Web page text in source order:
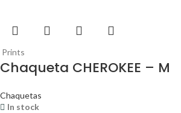
Prints
Chaqueta CHEROKEE – M
Chaquetas
In stock